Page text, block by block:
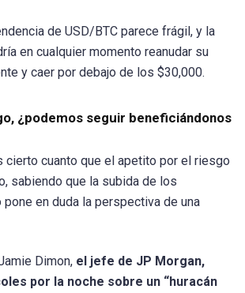
de USD/BTC parece frágil, y la
en cualquier momento reanudar su
y caer por debajo de los $30,000.
¿podemos seguir beneficiándonos
cierto cuanto que el apetito por el riesgo
sabiendo que la subida de los
en duda la perspectiva de una
Dimon, el jefe de JP Morgan,
por la noche sobre un “huracán